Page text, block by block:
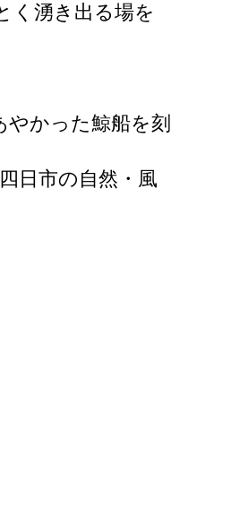
く湧き出る場を
かった鯨船を刻
日市の自然・風